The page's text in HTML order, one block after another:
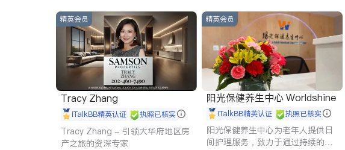
精英会员
Tracy Zhang
iTalkBB精英认证 执照已核实
Tracy Zhang - 引领大华府地区房
产之旅的资深专家
精英会员
阳光保健养生中心 Worldshine
iTalkBB精英认证 执照已核实
阳光保健养生中心为老年人提供日
间护理服务，致力于通过持续的护